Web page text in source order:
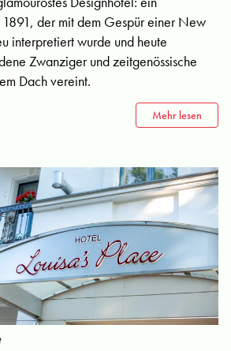
der mit dem Gespür einer New
interpretiert wurde und heute
Zwanziger und zeitgenössische
Dach vereint.
Mehr lesen